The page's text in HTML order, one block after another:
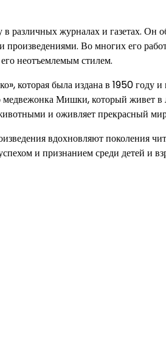
различных журналах и газетах. Он
Во многих его
неотъемлемым стилем.
которая была издана в 1950 году и
медвежонка Мишки, который живет в
и оживляет прекрасный
вдохновляют поколения
и признанием среди детей и